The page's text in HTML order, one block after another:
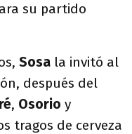
su partido
Sosa la invitó al
después del
, Osorio y
tragos de cerveza